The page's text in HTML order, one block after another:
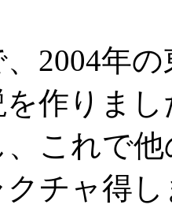
、2004年
作りまし
これで
クチャ得